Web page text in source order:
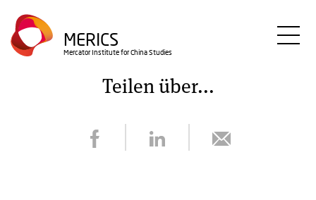
Direkt
zum
Inhalt
MERICS
Mercator Institute for China Studies
Teilen über...